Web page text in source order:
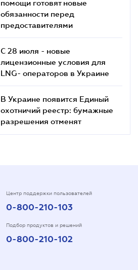
помощи готовят новые
обязанности перед
предоставителями
С 28 июля - новые
лицензионные условия для
LNG- операторов в Украине
В Украине появится Единый
охотничий реестр: бумажные
разрешения отменят
Центр поддержки пользователей
0-800-210-103
Подбор продуктов и решений
0-800-210-102